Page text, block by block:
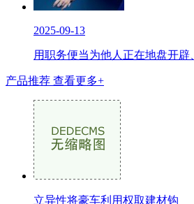
2025-09-13
用职务便当为他人正在地盘开辟
产品推荐 查看更多+
立异性将豪车利用权取建材钩